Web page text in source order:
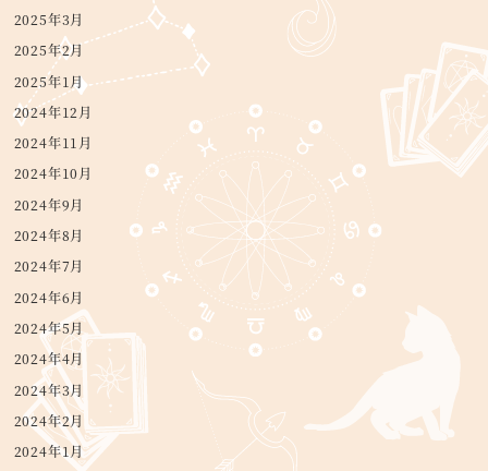
2025年3月
2025年2月
2025年1月
2024年12月
2024年11月
2024年10月
2024年9月
2024年8月
2024年7月
2024年6月
2024年5月
2024年4月
2024年3月
2024年2月
2024年1月